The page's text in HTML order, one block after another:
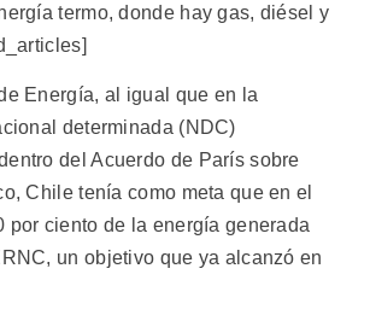
termo, donde hay gas, diésel y
Energía, al igual que en la
determinada (NDC)
del Acuerdo de París sobre
Chile tenía como meta que en el
por ciento de la energía generada
un objetivo que ya alcanzó en